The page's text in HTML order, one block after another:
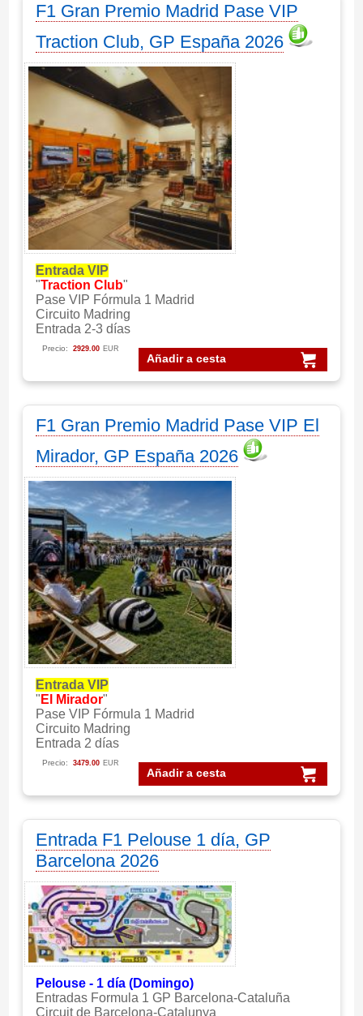
F1 Gran Premio Madrid Pase VIP
Traction Club, GP España 2026
Entrada VIP
"Traction Club"
Pase VIP Fórmula 1 Madrid
Circuito Madring
Entrada 2-3 días
Añadir a cesta
Precio: 2929.00 EUR
F1 Gran Premio Madrid Pase VIP El
Mirador, GP España 2026
Entrada VIP
" El Mirador"
Pase VIP Fórmula 1 Madrid
Circuito Madring
Entrada 2 días
Añadir a cesta
Precio: 3479.00 EUR
Entrada F1 Pelouse 1 día, GP
Barcelona 2026
Pelouse - 1 día (Domingo)
Entradas Formula 1 GP Barcelona-Cataluña
Circuit de Barcelona-Catalunya